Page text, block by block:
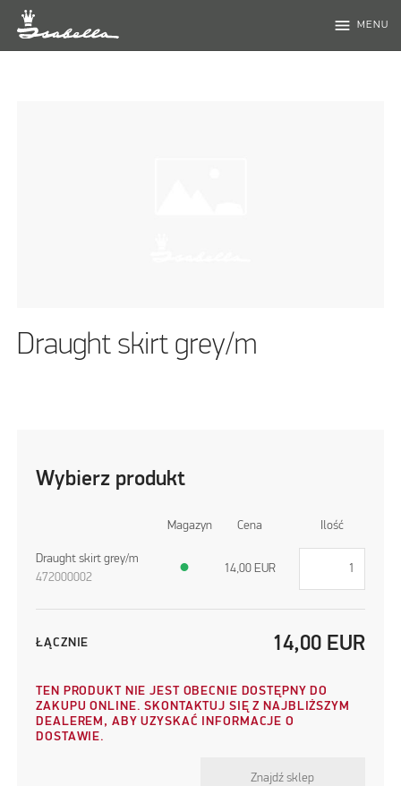
menu MENU
Draught skirt grey/m
Wybierz produkt
Magazyn Cena Ilość
Draught skirt grey/m
472000002
● 14,00 EUR
ŁĄCZNIE 14,00 EUR
TEN PRODUKT NIE JEST OBECNIE DOSTĘPNY DO
ZAKUPU ONLINE. SKONTAKTUJ SIĘ Z NAJBLIŻSZYM
DEALEREM, ABY UZYSKAĆ INFORMACJE O
DOSTAWIE.
Znajdź sklep